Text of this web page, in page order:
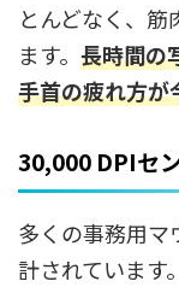
とんどなく、筋
ます。 長時間の
手首の疲れ方が
30,000 DPIセ
多くの事務用
計されています